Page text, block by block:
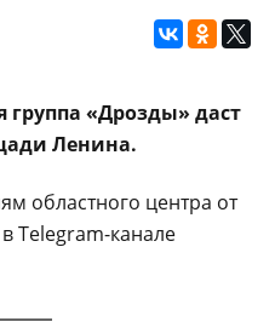
группа «Дрозды» даст
Ленина.
областного центра от
Telegram-канале